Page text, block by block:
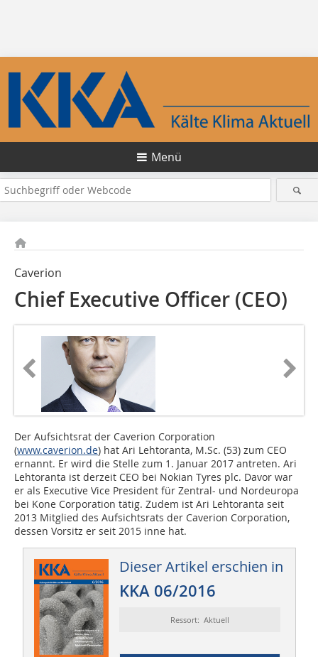
Menü
Caverion
Chief Executive Officer (CEO)
Der Aufsichtsrat der Caverion Corporation
(www.caverion.de) hat Ari Lehtoranta, M.Sc. (53) zum CEO
ernannt. Er wird die Stelle zum 1. Januar 2017 antreten. Ari
Lehtoranta ist derzeit CEO bei Nokian Tyres plc. Davor war
er als Executive Vice President für Zentral- und Nordeuropa
bei Kone Corporation tätig. Zudem ist Ari Lehtoranta seit
2013 Mitglied des Aufsichtsrats der Caverion Corporation,
dessen Vorsitz er seit 2015 inne hat.
Dieser Artikel erschien in
KKA 06/2016
Ressort: Aktuell